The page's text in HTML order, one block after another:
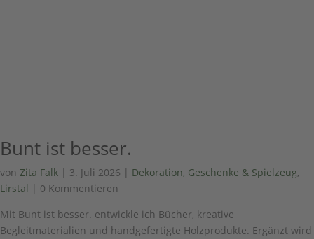
Bunt ist besser.
von Zita Falk | 3. Juli 2026 | Dekoration, Geschenke & Spielzeug,
Lirstal | 0 Kommentieren
Mit Bunt ist besser. entwickle ich Bücher, kreative
Begleitmaterialien und handgefertigte Holzprodukte. Ergänzt wird